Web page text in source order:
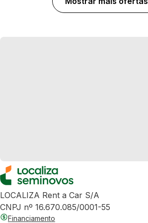
LOCALIZA Rent a Car S/A
CNPJ nº 16.670.085/0001-55
Financiamento